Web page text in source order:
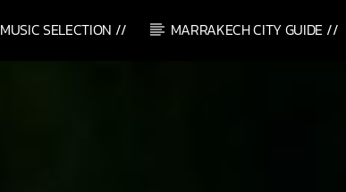
MUSIC SELECTION // MARRAKECH CITY GUIDE //